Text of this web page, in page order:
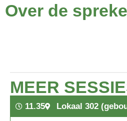
Over de
MEER
11.35 Lokaal 302